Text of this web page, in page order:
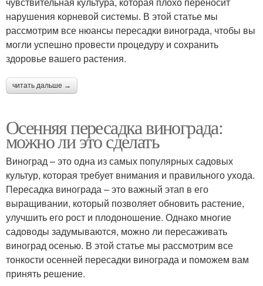
нарушения корневой системы. В этой статье мы
рассмотрим все нюансы пересадки винограда, чтобы вы
могли успешно провести процедуру и сохранить
здоровье вашего растения.
читать дальше →
Осенняя пересадка винограда:
можно ли это сделать
Виноград – это одна из самых популярных садовых
культур, которая требует внимания и правильного ухода.
Пересадка винограда – это важный этап в его
выращивании, который позволяет обновить растение,
улучшить его рост и плодоношение. Однако многие
садоводы задумываются, можно ли пересаживать
виноград осенью. В этой статье мы рассмотрим все
тонкости осенней пересадки винограда и поможем вам
принять решение.